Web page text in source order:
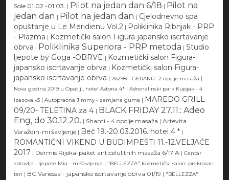
Sole 01.02.-01.03. | Pilot na jedan dan 6/18 | Pilot na
jedan dan | Pilot na jedan dan | Cjelodnevno spa
opuštanje u Le Meridienu Vol.2 | Poliklinika Ribnjak - PRP
- Plazma | Kozmetički salon Figura-japansko iscrtavanje
obrva | Poliklinika Superiora - PRP metoda | Studio
ljepote by Goga -OBRVE | Kozmetički salon Figura-
japansko iscrtavanje obrva | Kozmetički salon Figura-
japansko iscrtavanje obrva | 26298 - GERANIJ- 2 opcije masaža |
Nova godina 2019 u Opatiji, hotel Astoria 4* | Adrenalinski park Kupjak - 4
izazova v3 | Autopraona Jimmy - zamjena guma | MAREDO GRILL
09/20- TELETINA za 4 | BLACK FRIDAY 27.11.: Adeo
Eng, do 30.12.20. | Shanti - 4 opcije masaža | Artevita
Varaždin-mršavljenje | Beč 19.-20.03.2016. hotel 4 * |
ROMANTIČNI VIKEND U BUDIMPEŠTI 11.-12.VELJAČE
2017 | Dermis Rijeka-paket anticelulitnih masaža 6/17 A | Centar
zdravlja i ljepote Mia - mršavljenje | "BELLEZZA" kozmetički salon: prekrasan
ten | BC Vanessa - japansko iscrtavanje obrva 01/19 | "BELLEZZA"